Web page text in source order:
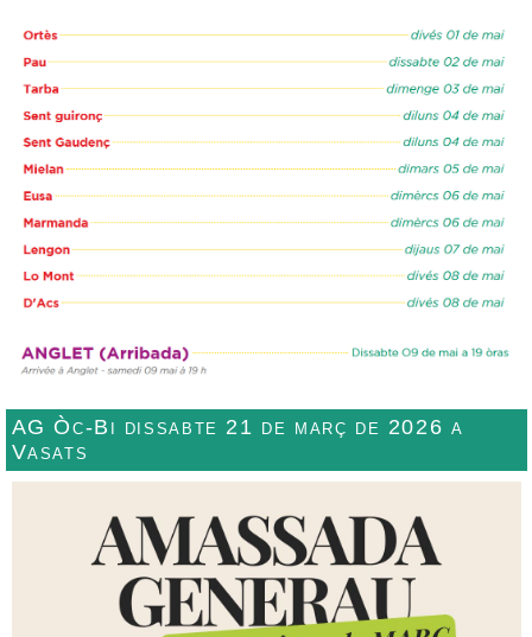
AG Òc-Bi dissabte 21 de març de 2026 a
Vasats